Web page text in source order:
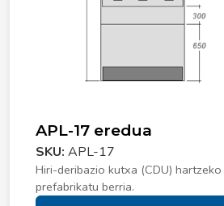
APL-17 eredua
SKU: APL-17
Hiri-deribazio kutxa (CDU)
prefabrikatu berria.